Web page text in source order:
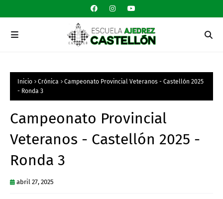
Inicio Crónica
Campeonato Provincial Veteranos - Castellón 2025
- Ronda 3
Campeonato Provincial
Veteranos - Castellón 2025 -
Ronda 3
abril 27, 2025